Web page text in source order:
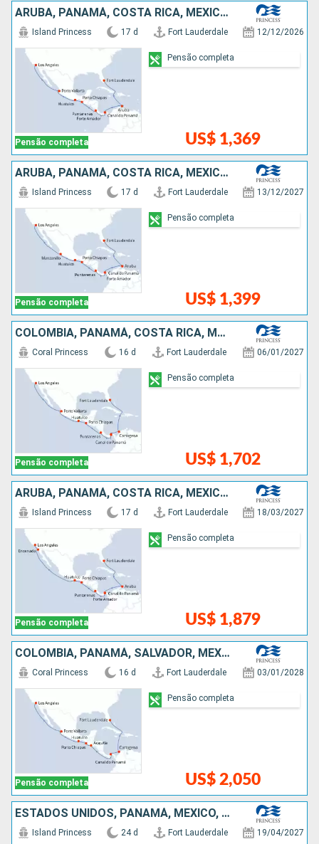
ARUBA, PANAMÁ, COSTA RICA, MÉXICO, ESTADOS UNIDOS
Pensão completa
Island Princess 17 d Fort Lauderdale 12/12/2026
US$ 1,369
Pensão completa
ARUBA, PANAMÁ, COSTA RICA, MÉXICO, ESTADOS UNIDOS
Pensão completa
Island Princess 17 d Fort Lauderdale 13/12/2027
US$ 1,399
Pensão completa
COLOMBIA, PANAMÁ, COSTA RICA, MÉXICO, ESTADOS UNIDOS
Pensão completa
Coral Princess 16 d Fort Lauderdale 06/01/2027
US$ 1,702
Pensão completa
ARUBA, PANAMÁ, COSTA RICA, MÉXICO, ESTADOS UNIDOS
Pensão completa
Island Princess 17 d Fort Lauderdale 18/03/2027
US$ 1,879
Pensão completa
COLOMBIA, PANAMÁ, SALVADOR, MÉXICO, ESTADOS UNIDOS
Pensão completa
Coral Princess 16 d Fort Lauderdale 03/01/2028
US$ 2,050
Pensão completa
ESTADOS UNIDOS, PANAMÁ, MÉXICO, ARUBA, CANADÁ, COSTA RICA
Island Princess 24 d Fort Lauderdale 19/04/2027